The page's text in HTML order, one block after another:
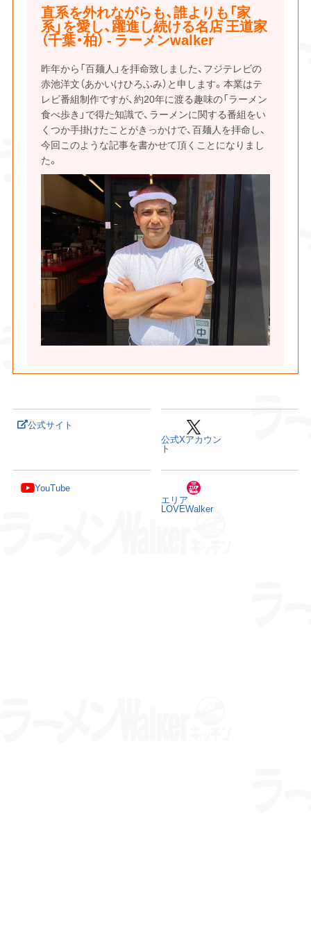
直系を外れながらも、誰よりも「家
系」を愛し、躍進し続ける名店 王道家
（千葉・柏） - ラーメンwalker
昨年から「百麺人」を拝命致しました、フジテレビの
赤池洋文（あかいけひろふみ）と申します。本業はテ
レビ番組制作ですが、約20年に渡る趣味の「ラーメン
食べ歩き」で得た知識で、ラーメンに関する番組をい
くつか手掛けたことがきっかけで、百麺人を拝命し、
今回このような記事を書かせて頂くことになりまし
た。
公式サイト
公式Xアカウン
ト
YouTube
エリア
LOVEWalker